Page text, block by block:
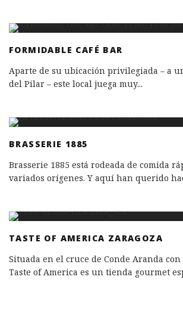
FORMIDABLE CAFÉ BAR
Aparte de su ubicación privilegiada – a
del Pilar – este local juega muy...
BRASSERIE 1885
Brasserie 1885 está rodeada de comida
variados orígenes. Y aquí han querido
TASTE OF AMERICA ZARAGOZA
Situada en el cruce de Conde Aranda con
Taste of America es un tienda gourmet